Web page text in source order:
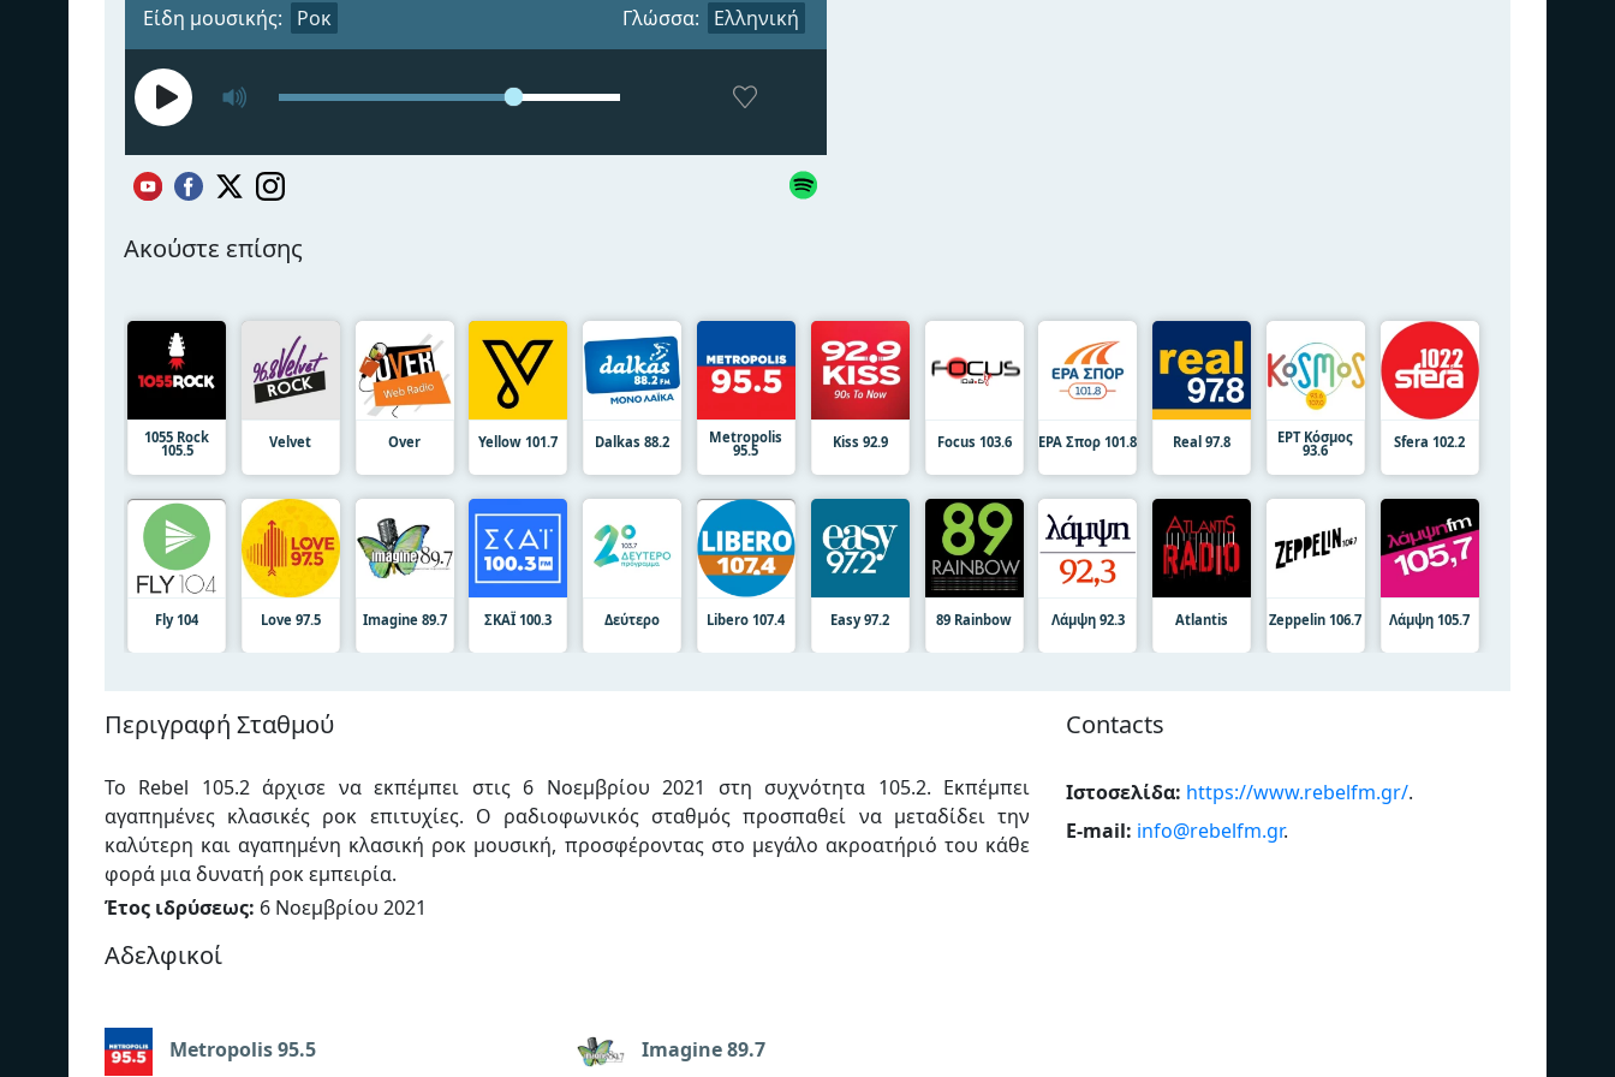
Είδη μουσικής: Ροκ Γλώσσα: Ελληνική
Ακούστε επίσης
1055 Rock
105.5 Velvet Over Yellow 101.7 Dalkas 88.2 Metropolis
95.5 Kiss 92.9 Focus 103.6 ΕΡΑ Σπορ 101.8 Real 97.8 ΕΡΤ Κόσμος
93.6 Sfera 102.2
Fly 104 Love 97.5 Imagine 89.7 ΣΚΑΪ 100.3 Δεύτερο Libero 107.4 Easy 97.2 89 Rainbow Λάμψη 92.3 Atlantis Zeppelin 106.7 Λάμψη 105.7
Περιγραφή Σταθμού
Το Rebel 105.2 άρχισε να εκπέμπει στις 6 Νοεμβρίου 2021 στη συχνότητα 105.2. Εκπέμπει
αγαπημένες κλασικές ροκ επιτυχίες. Ο ραδιοφωνικός σταθμός προσπαθεί να μεταδίδει την
καλύτερη και αγαπημένη κλασική ροκ μουσική, προσφέροντας στο μεγάλο ακροατήριό του κάθε
φορά μια δυνατή ροκ εμπειρία.
Έτος ιδρύσεως: 6 Νοεμβρίου 2021
Αδελφικοί
Metropolis 95.5 Imagine 89.7
Contacts
Ιστοσελίδα: https://www.rebelfm.gr/.
E-mail: info@rebelfm.gr.